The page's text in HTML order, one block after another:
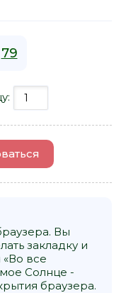
79
Вы
закладку и
все
Солнце -
браузера.